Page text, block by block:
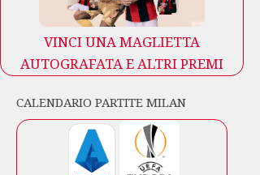
VINCI UNA MAGLIETTA
AUTOGRAFATA E ALTRI PREMI
CALENDARIO PARTITE MILAN